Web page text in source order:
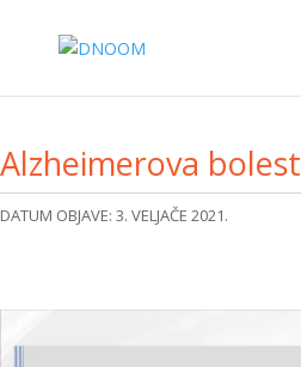
Alzheimerova bolest
DATUM OBJAVE: 3. VELJAČE 2021.